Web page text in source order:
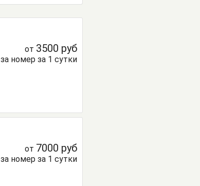
от 3500 руб
за номер за 1 сутки
от 7000 руб
за номер за 1 сутки